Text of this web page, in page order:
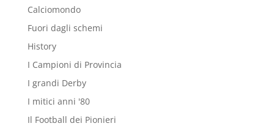
Calciomondo
Fuori dagli schemi
History
I Campioni di Provincia
I grandi Derby
I mitici anni '80
Il Football dei Pionieri